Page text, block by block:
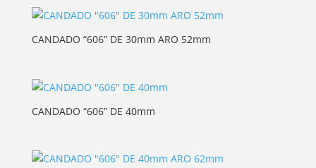
CANDADO “606” DE 30mm ARO 52mm
CANDADO “606” DE 40mm